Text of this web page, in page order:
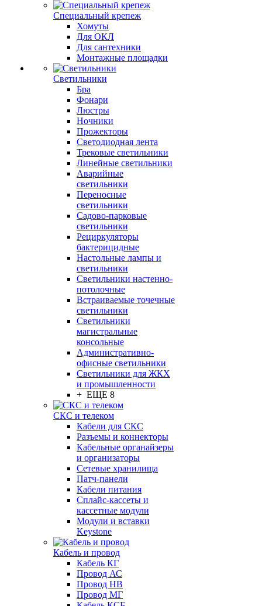
Специальный крепеж
Хомуты
Для ОКЛ
Для сантехники
Монтажные площадки
Светильники
Бра
Фонари
Люстры
Ночники
Прожекторы
Светодиодная лента
Трековые светильники
Линейные светильники
Аварийные
светильники
Переносные
светильники
Садово-парковые
светильники
Рециркуляторы
бактерицидные
Настольные лампы и
светильники
Светильники настенно-
потолочные
Встраиваемые точечные
светильники
Светильники
магистральные
консольные
Административно-
офисные светильники
Светильники для ЖКХ
и промышленности
+ ЕЩЕ 8
СКС и телеком
Кабели для СКС
Разъемы и коннекторы
Кабельные органайзеры
и организаторы
Сетевые хранилища
Патч-панели
Кабели питания
Сплайс-кассеты и
кассетные модули
Модули и вставки
Keystone
Кабель и провод
Кабель КГ
Провод АС
Провод НВ
Провод МГ